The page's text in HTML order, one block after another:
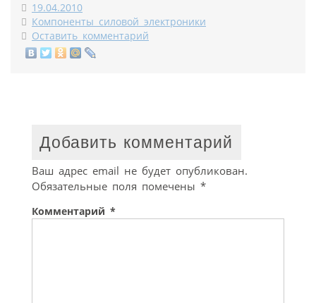
19.04.2010
Компоненты силовой электроники
Оставить комментарий
Добавить комментарий
Ваш адрес email не будет опубликован.
Обязательные поля помечены *
Комментарий *